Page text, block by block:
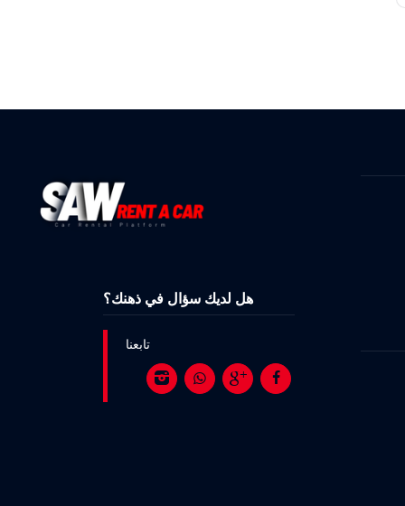
هل لديك سؤال في ذهنك؟
تابعنا